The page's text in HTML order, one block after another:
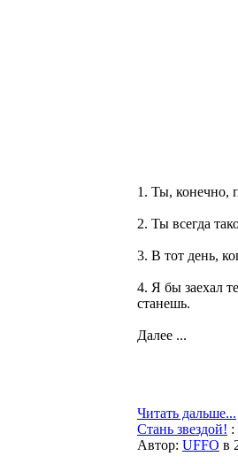
1. Ты, конечно,
2. Ты всегда
3. В тот день,
4. Я бы заехал
станешь.
Далее ...
Читать дальше...
Стань звездой! :
Автор: UFFO в